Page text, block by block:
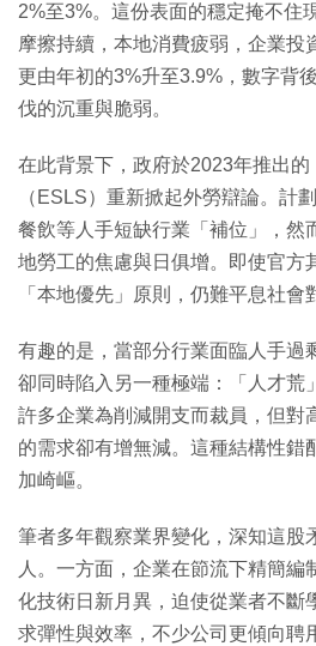
2%至3%。這份表面的穩定掩不住
摩擦持續，本地消費疲弱，企業投
更由年初的3%升至3.9%，數字背
伐的沉重與脆弱。
在此背景下，政府於2023年推出的
（ESLS）重新掀起外勞辯論。計
餐飲等人手短缺行業「補位」，然
地勞工的焦慮與日俱增。即使官方
「本地優先」原則，仍難平息社會
有趣的是，當部分行業面臨人手過
卻同時陷入另一種極端：「人才荒
許多企業為削減開支而裁員，但對
的需求卻有增無減。這種結構性錯
加崎嶇。
筆者多年觀察業界變化，深知這股
人。一方面，企業在節流下精簡編
化技術日新月異，迫使從業者不斷
求彈性與效率，不少公司更傾向聘